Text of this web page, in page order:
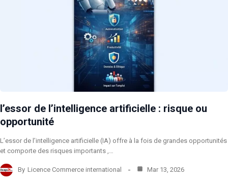
l’essor de l’intelligence artificielle : risque ou
opportunité
L’essor de l’intelligence artificielle (IA) offre à la fois de grandes opportunités
et comporte des risques importants ,…
By Licence Commerce international Mar 13, 2026